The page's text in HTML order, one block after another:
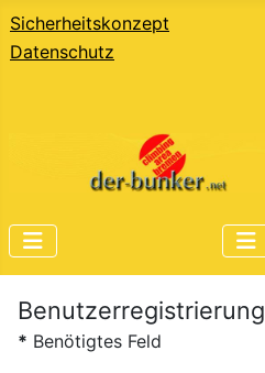
Sicherheitskonzept
Datenschutz
Benutzerregistrierung
* Benötigtes Feld